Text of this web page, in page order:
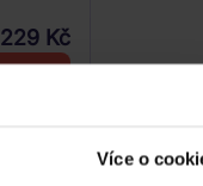
Více o
229 Kč